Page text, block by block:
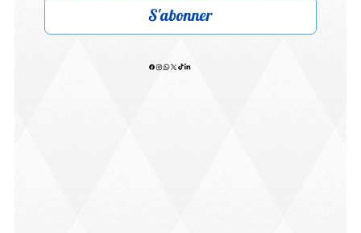
S'abonner